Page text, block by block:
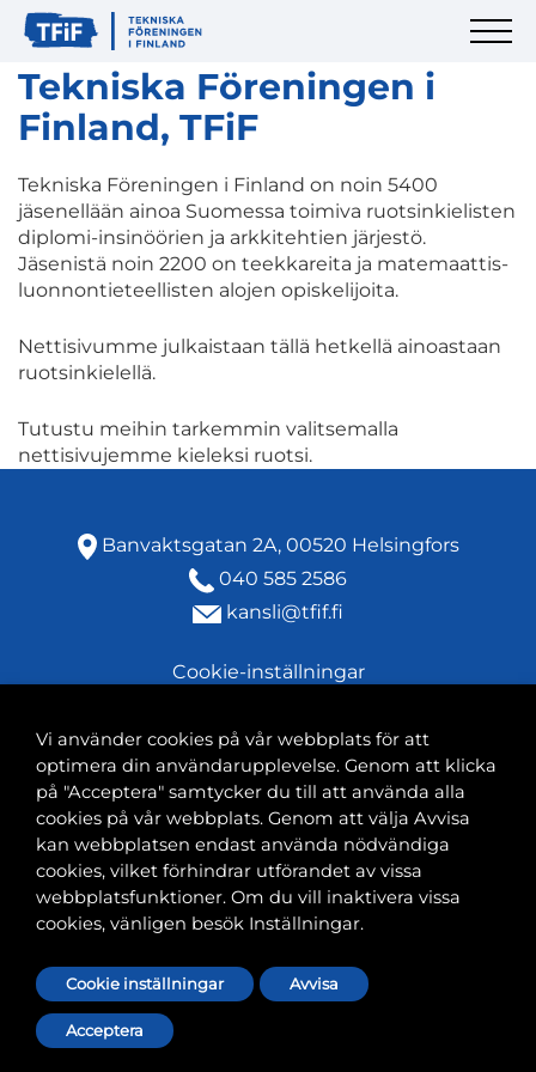
Tekniska Föreningen i
Finland, TFiF
Tekniska Föreningen i Finland on noin 5400
jäsenellään ainoa Suomessa toimiva ruotsinkielisten
diplomi-insinöörien ja arkkitehtien järjestö.
Jäsenistä noin 2200 on teekkareita ja matemaattis-
luonnontieteellisten alojen opiskelijoita.
Nettisivumme julkaistaan tällä hetkellä ainoastaan
ruotsinkielellä.
Tutustu meihin tarkemmin valitsemalla
nettisivujemme kieleksi ruotsi.
Banvaktsgatan 2A, 00520 Helsingfors
040 585 2586
kansli@tfif.fi
Cookie-inställningar
Vi använder cookies på vår webbplats för att
optimera din användarupplevelse. Genom att klicka
på "Acceptera" samtycker du till att använda alla
cookies på vår webbplats. Genom att välja Avvisa
kan webbplatsen endast använda nödvändiga
cookies, vilket förhindrar utförandet av vissa
webbplatsfunktioner. Om du vill inaktivera vissa
cookies, vänligen besök Inställningar.
Cookie inställningar Avvisa
Acceptera